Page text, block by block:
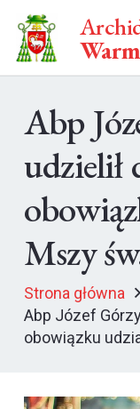
Abp
udzielił
Mszy
Strona główna
Abp Józef
obowiązku